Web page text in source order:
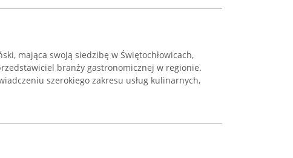
mająca swoją siedzibę w Świętochłowicach,
branży gastronomicznej w regionie.
szerokiego zakresu usług kulinarnych,